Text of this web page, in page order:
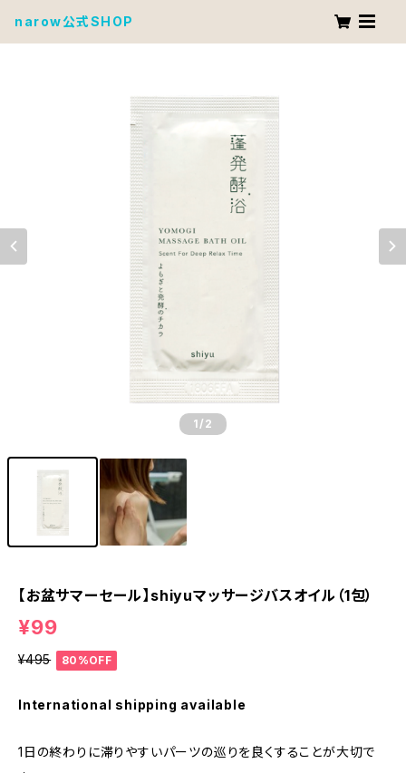
narow公式SHOP
1 /2
【お盆サマーセール】shiyuマッサージバスオイル（1包）
¥99
¥495 80%OFF
International shipping available
1日の終わりに滞りやすいパーツの巡りを良くすることが大切で